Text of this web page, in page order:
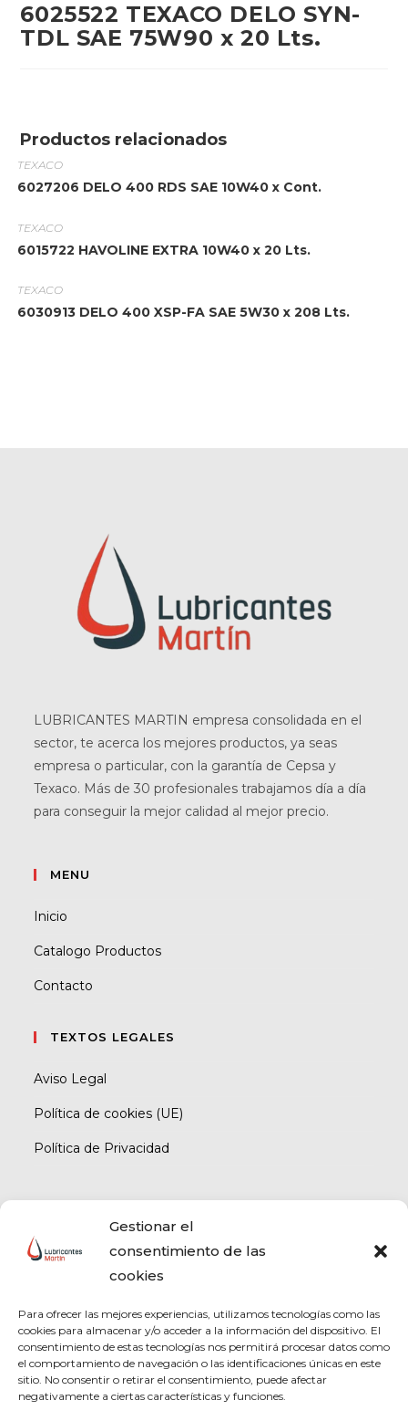
Gestionar el
consentimiento de las
cookies
Para ofrecer las mejores experiencias, utilizamos tecnologías como las
cookies para almacenar y/o acceder a la información del dispositivo. El
consentimiento de estas tecnologías nos permitirá procesar datos como
el comportamiento de navegación o las identificaciones únicas en este
sitio. No consentir o retirar el consentimiento, puede afectar
negativamente a ciertas características y funciones.
6025522 TEXACO DELO SYN-
TDL SAE 75W90 x 20 Lts.
Productos relacionados
TEXACO
6027206 DELO 400 RDS SAE 10W40 x Cont.
TEXACO
6015722 HAVOLINE EXTRA 10W40 x 20 Lts.
TEXACO
6030913 DELO 400 XSP-FA SAE 5W30 x 208 Lts.
LUBRICANTES MARTIN empresa consolidada en el
sector, te acerca los mejores productos, ya seas
empresa o particular, con la garantía de Cepsa y
Texaco. Más de 30 profesionales trabajamos día a día
para conseguir la mejor calidad al mejor precio.
MENU
Inicio
Catalogo Productos
Contacto
TEXTOS LEGALES
Aviso Legal
Política de cookies (UE)
Política de Privacidad
LUBRICANTES MARTIN